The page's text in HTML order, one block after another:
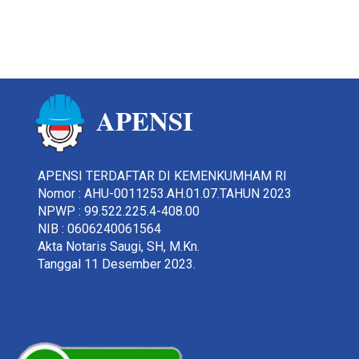
APENSI
APENSI TERDAFTAR DI KEMENKUMHAM RI
Nomor : AHU-0011253.AH.01.07.TAHUN 2023
NPWP : 99.522.225.4-408.00
NIB : 0606240061564
Akta Notaris Saugi, SH, M.Kn.
Tanggal 11 Desember 2023.